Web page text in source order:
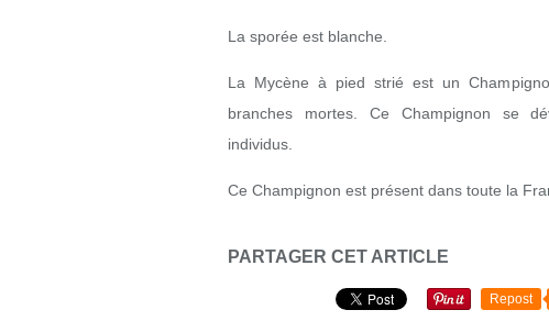
La sporée est blanche.
La Mycène à pied strié est un
branches mortes. Ce Champignon se
individus.
Ce Champignon est présent dans toute la
PARTAGER CET ARTICLE
Repost